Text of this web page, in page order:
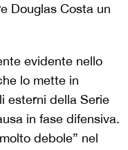
Douglas Costa un
evidente nello
lo mette in
esterni della Serie
in fase difensiva.
debole” nel